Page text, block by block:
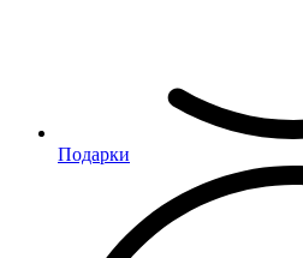
Подарки